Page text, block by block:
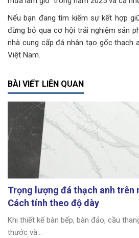
Nếu bạn đang tìm kiếm sự kết hợp
đừng bỏ qua cơ hội trải nghiệm sản
nhà cung cấp đá nhân tạo gốc thạch
Việt Nam.
BÀI VIẾT LIÊN QUAN
Trọng lượng đá thạch anh trên
Cách tính theo độ dày
Khi thiết kế bàn bếp, bàn đảo, cầu
thước và...